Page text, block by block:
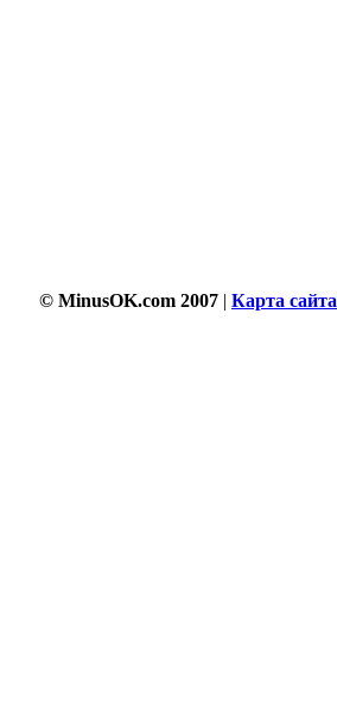
© MinusOK.com 2007 | Карта сайта